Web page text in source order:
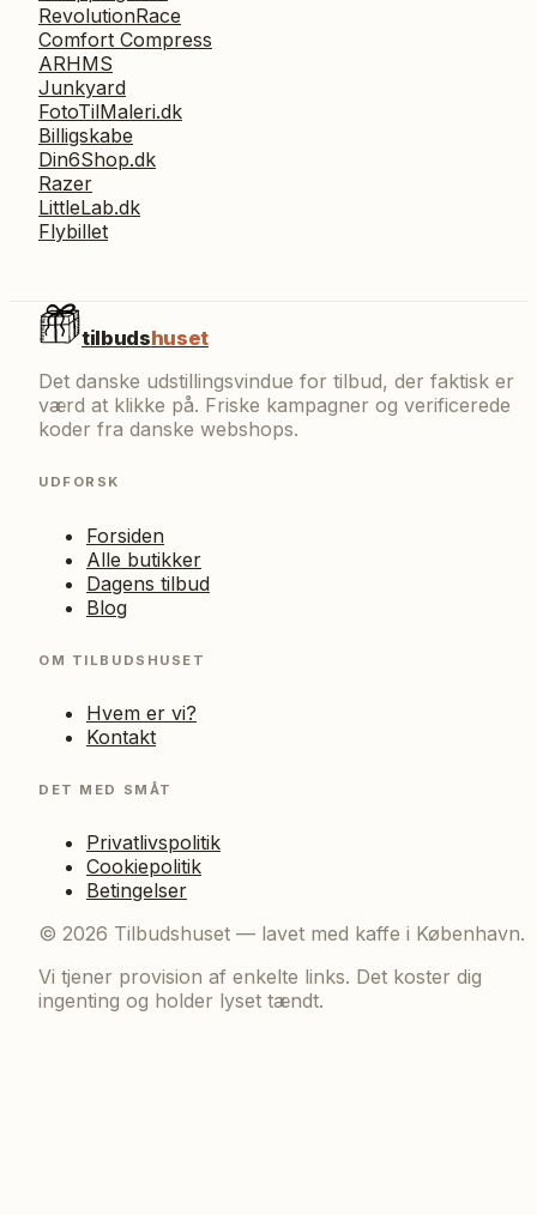
RevolutionRace
Comfort Compress
ARHMS
Junkyard
FotoTilMaleri.dk
Billigskabe
Din6Shop.dk
Razer
LittleLab.dk
Flybillet
tilbudshuset
Det danske udstillingsvindue for tilbud, der faktisk er
værd at klikke på. Friske kampagner og verificerede
koder fra danske webshops.
UDFORSK
Forsiden
Alle butikker
Dagens tilbud
Blog
OM TILBUDSHUSET
Hvem er vi?
Kontakt
DET MED SMÅT
Privatlivspolitik
Cookiepolitik
Betingelser
© 2026 Tilbudshuset — lavet med kaffe i København.
Vi tjener provision af enkelte links. Det koster dig
ingenting og holder lyset tændt.